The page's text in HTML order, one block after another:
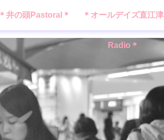
＊井の頭Pastoral＊ ＊オールデイズ直江津
Radio＊